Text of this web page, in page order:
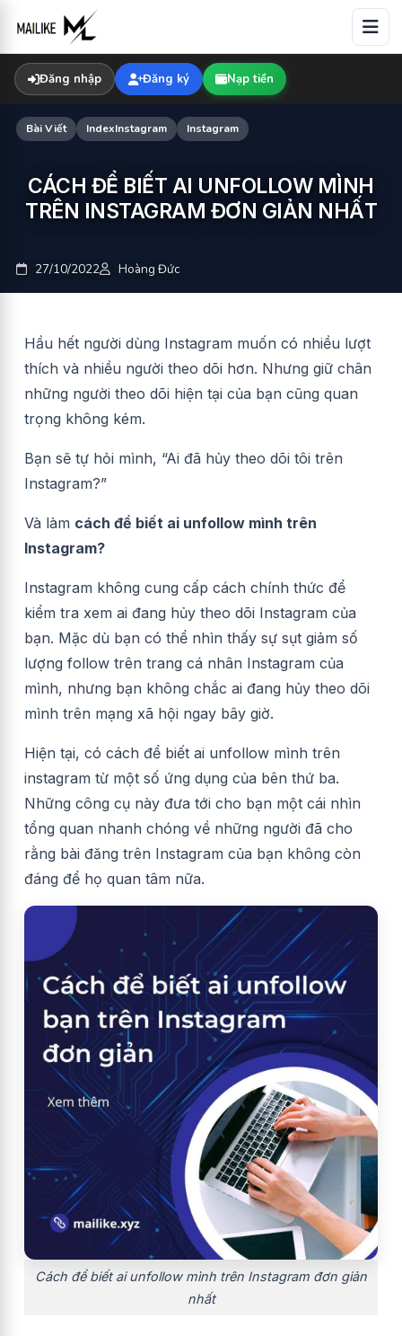
content
Đăng nhập Đăng ký Nạp tiền
Bài Viết IndexInstagram Instagram
CÁCH ĐỂ BIẾT AI UNFOLLOW MÌNH
TRÊN INSTAGRAM ĐƠN GIẢN NHẤT
27/10/2022 Hoàng Đức
Hầu hết người dùng Instagram muốn có nhiều lượt
thích và nhiều người theo dõi hơn. Nhưng giữ chân
những người theo dõi hiện tại của bạn cũng quan
trọng không kém.
Bạn sẽ tự hỏi mình, “Ai đã hủy theo dõi tôi trên
Instagram?”
Và làm cách để biết ai unfollow mình trên
Instagram?
Instagram không cung cấp cách chính thức để
kiểm tra xem ai đang hủy theo dõi Instagram của
bạn. Mặc dù bạn có thể nhìn thấy sự sụt giảm số
lượng follow trên trang cá nhân Instagram của
mình, nhưng bạn không chắc ai đang hủy theo dõi
mình trên mạng xã hội ngay bây giờ.
Hiện tại, có cách để biết ai unfollow mình trên
instagram từ một số ứng dụng của bên thứ ba.
Những công cụ này đưa tới cho bạn một cái nhìn
tổng quan nhanh chóng về những người đã cho
rằng bài đăng trên Instagram của bạn không còn
đáng để họ quan tâm nữa.
Cách để biết ai unfollow mình trên Instagram đơn giản
nhất